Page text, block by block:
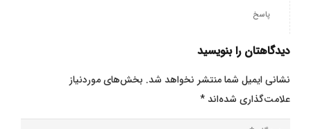
پاسخ
دیدگاهتان را بنویسید
نشانی ایمیل شما منتشر نخواهد شد. بخش‌های موردنیاز
علامت‌گذاری شده‌اند*